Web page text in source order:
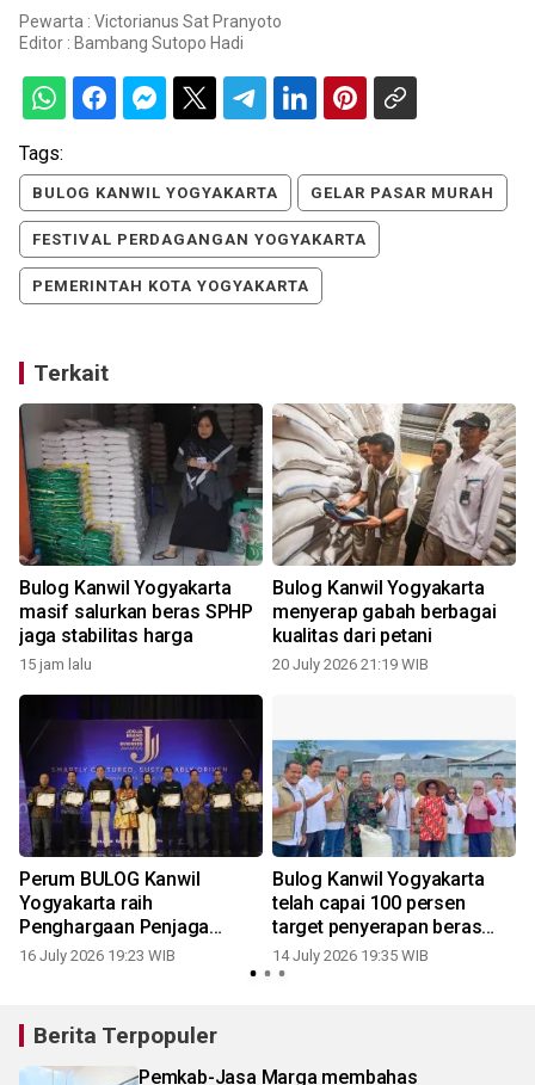
Pewarta : Victorianus Sat Pranyoto
Editor : Bambang Sutopo Hadi
Tags:
BULOG KANWIL YOGYAKARTA GELAR PASAR MURAH
FESTIVAL PERDAGANGAN YOGYAKARTA
PEMERINTAH KOTA YOGYAKARTA
Terkait
Bulog Kanwil Yogyakarta
masif salurkan beras SPHP
jaga stabilitas harga
15 jam lalu
Bulog Kanwil Yogyakarta
menyerap gabah berbagai
kualitas dari petani
20 July 2026 21:19 WIB
Perum BULOG Kanwil
Yogyakarta raih
Penghargaan Penjaga
Ketahanan Pangan
16 July 2026 19:23 WIB
Bulog Kanwil Yogyakarta
telah capai 100 persen
target penyerapan beras
tahun 2026
14 July 2026 19:35 WIB
Berita Terpopuler
Pemkab-Jasa Marga membahas